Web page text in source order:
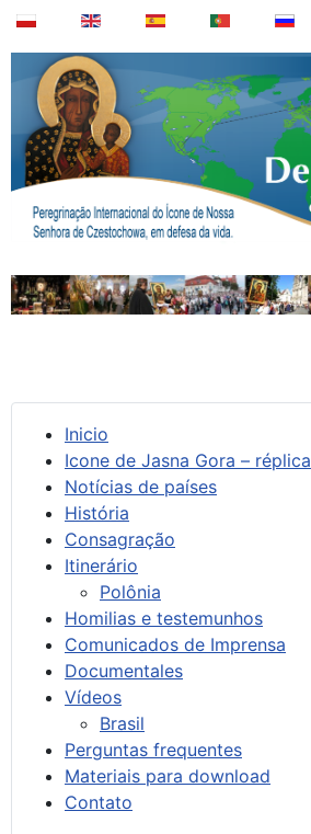
Inicio
Icone de Jasna Gora – réplica
Notícias de países
História
Consagração
Itinerário
Polônia
Homilias e testemunhos
Comunicados de Imprensa
Documentales
Vídeos
Brasil
Perguntas frequentes
Materiais para download
Contato